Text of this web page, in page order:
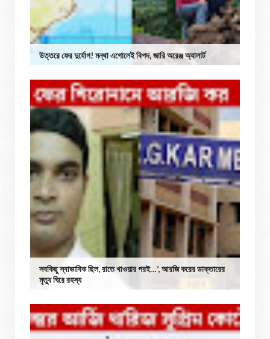
উত্তরে ফের দুর্যোগ! মন্থা এগোলেই বিপদ, জারি অরেঞ্জ অ্যালার্ট
সবকিছু স্বাভাবিক ছিল, রাতে খাওয়ার পরই…’, আরজি করের ডাক্তারের
মৃত্যু ঘিরে রহস্য